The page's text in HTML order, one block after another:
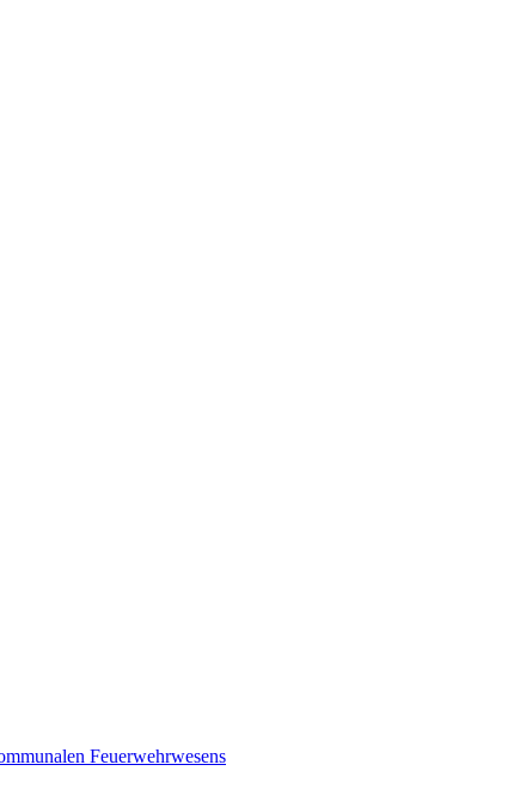
Feuerwehrwesens